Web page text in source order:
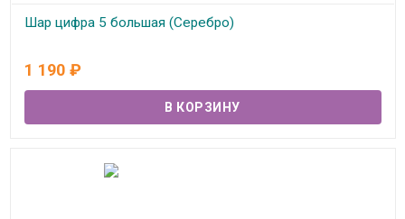
Шар цифра 5 большая (Серебро)
1 190 ₽